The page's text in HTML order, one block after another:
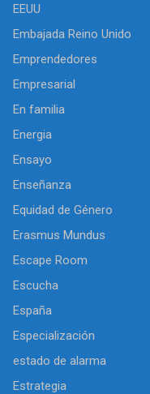
EEUU
Embajada Reino Unido
Emprendedores
Empresarial
En familia
Energia
Ensayo
Enseñanza
Equidad de Género
Erasmus Mundus
Escape Room
Escucha
España
Especialización
estado de alarma
Estrategia